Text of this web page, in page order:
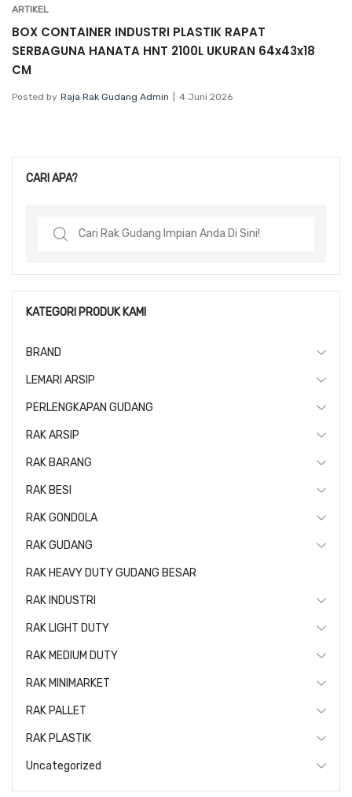
ARTIKEL
BOX CONTAINER INDUSTRI PLASTIK RAPAT
SERBAGUNA HANATA HNT 2100L UKURAN 64x43x18
CM
Posted by Raja Rak Gudang Admin 4 Juni 2026
CARI APA?
Search
KATEGORI PRODUK KAMI
BRAND
LEMARI ARSIP
PERLENGKAPAN GUDANG
RAK ARSIP
RAK BARANG
RAK BESI
RAK GONDOLA
RAK GUDANG
RAK HEAVY DUTY GUDANG BESAR
RAK INDUSTRI
RAK LIGHT DUTY
RAK MEDIUM DUTY
RAK MINIMARKET
RAK PALLET
RAK PLASTIK
Uncategorized